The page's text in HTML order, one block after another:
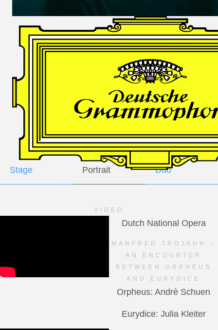
Andrè Schuen,
Baritone
Daniel Heide,
Piano
GALLERY
Stage Portrait Duo
VIDEO
Dutch National Opera
MANFRED TROJAHN –
AN ENCOUNTER
BETWEEN ORPHEUS
AND EURYDICE
Orpheus: Andrè Schuen
Eurydice: Julia Kleiter